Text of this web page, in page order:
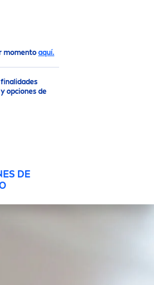
momento aquí.
opciones de
DE